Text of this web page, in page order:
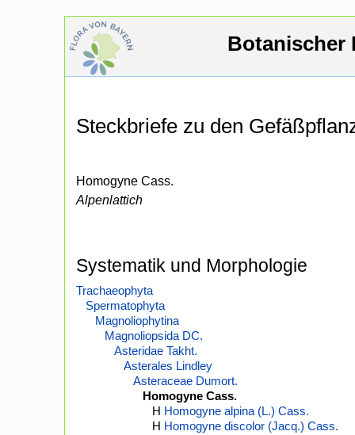
Botanischer
Steckbriefe zu den
Homogyne Cass.
Alpenlattich
Systematik und Morphologie
Trachaeophyta
Spermatophyta
Magnoliophytina
Magnoliopsida DC.
Asteridae Takht.
Asterales Lindley
Asteraceae Dumort.
Homogyne Cass.
H Homogyne alpina (L.) Cass.
H Homogyne discolor (Jacq.) Cass.